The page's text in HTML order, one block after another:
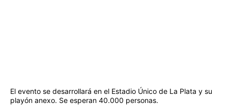
El evento se desarrollará en el Estadio Único de La Plata y su
playón anexo. Se esperan 40.000 personas.